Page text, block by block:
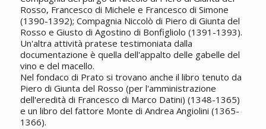
Rosso, Francesco di Michele e Francesco di Simone
(1390-1392); Compagnia Niccolò di Piero di Giunta del
Rosso e Giusto di Agostino di Bonfigliolo (1391-1393).
Un'altra attività pratese testimoniata dalla
documentazione è quella dell'appalto delle gabelle del
vino e del macello.
Nel fondaco di Prato si trovano anche il libro tenuto da
Piero di Giunta del Rosso (per l'amministrazione
dell'eredità di Francesco di Marco Datini) (1348-1365)
e un libro del fattore Monte di Andrea Angiolini (1365-
1366).